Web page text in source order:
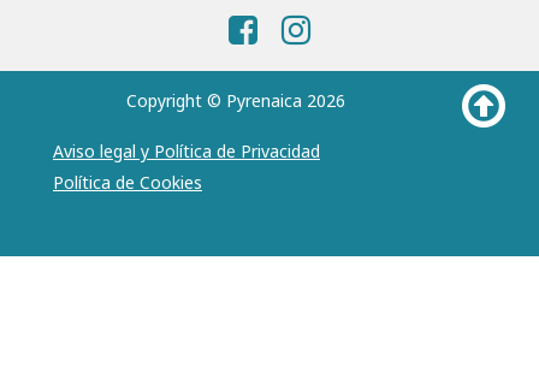
Copyright © Pyrenaica 2026
Aviso legal y Política de Privacidad
Política de Cookies